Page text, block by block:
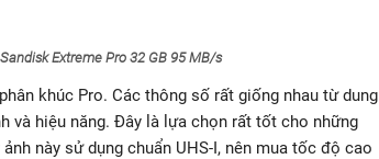
Sandisk Extreme Pro 32 GB 95 MB/s
khúc Pro. Các thông số rất giống nhau từ dung
và hiệu năng. Đây là lựa chọn rất tốt cho những
này sử dụng chuẩn UHS-I, nên mua tốc độ cao